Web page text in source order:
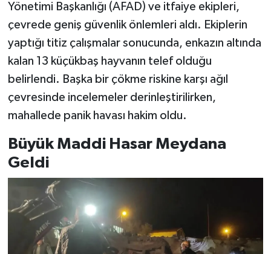
Yönetimi Başkanlığı (AFAD) ve itfaiye ekipleri,
çevrede geniş güvenlik önlemleri aldı. Ekiplerin
yaptığı titiz çalışmalar sonucunda, enkazın altında
kalan 13 küçükbaş hayvanın telef olduğu
belirlendi. Başka bir çökme riskine karşı ağıl
çevresinde incelemeler derinleştirilirken,
mahallede panik havası hakim oldu.
Büyük Maddi Hasar Meydana
Geldi